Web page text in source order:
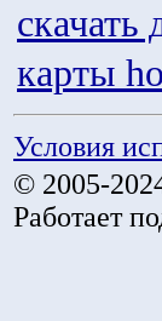
скачать
карты
Условия
© 2005-
Работает